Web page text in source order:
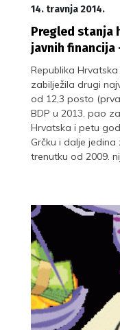
14. travnja 2014.
Pregled stanja
javnih financija
Republika
zabilježila drugi
od 12,3 posto
BDP u 2013. pao
Hrvatska i petu
Grčku i dalje
trenutku od 2009.